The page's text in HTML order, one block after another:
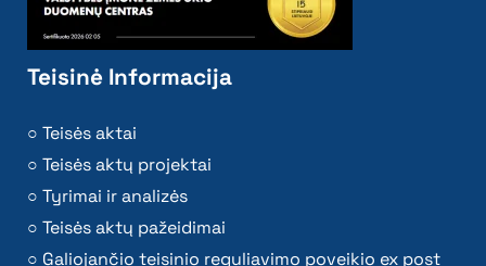
Teisinė Informacija
Teisės aktai
Teisės aktų projektai
Tyrimai ir analizės
Teisės aktų pažeidimai
Galiojančio teisinio reguliavimo poveikio ex post